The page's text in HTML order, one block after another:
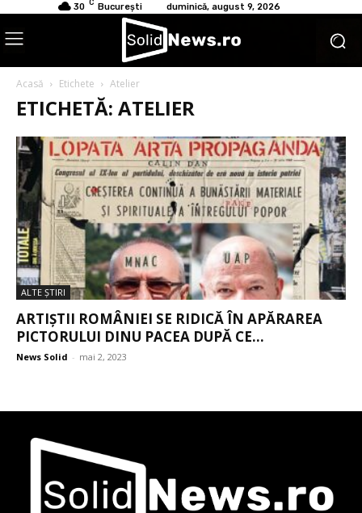
30 C București duminică, august 9, 2026
Acasă Etichete Atelier
ETICHETĂ: ATELIER
ALTE ŞTIRI
ARTIȘTII ROMÂNIEI SE RIDICĂ ÎN APĂRAREA
PICTORULUI DINU PACEA DUPĂ CE...
News Solid - mai 2, 2023